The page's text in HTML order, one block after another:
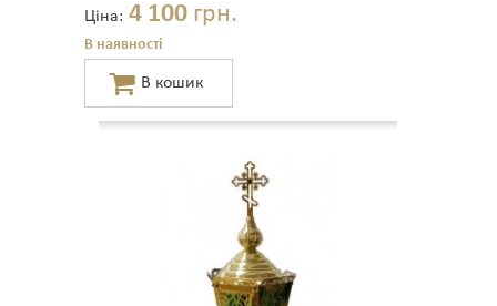
Ціна: 4 100 грн.
В наявності